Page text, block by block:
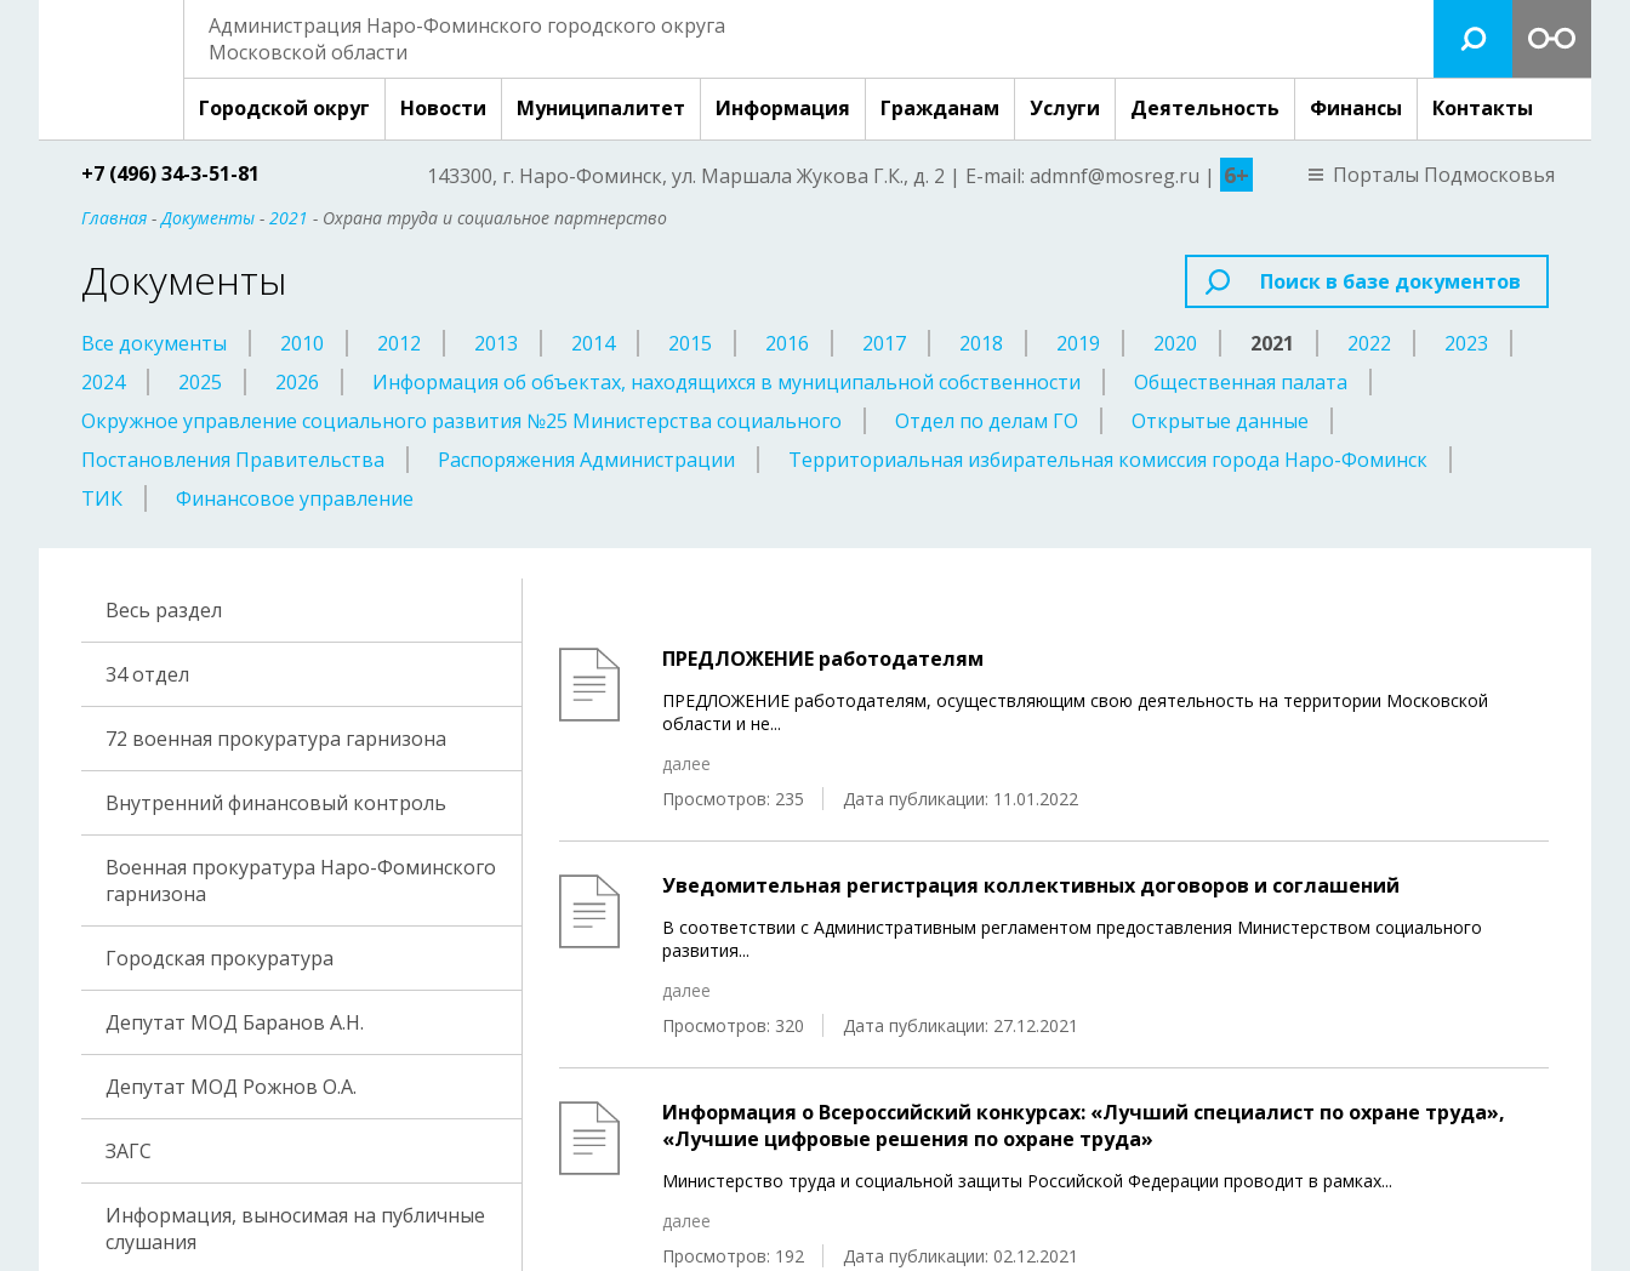
Администрация Наро-Фоминского городского округа
Московской области
Городской округ Новости Муниципалитет Информация Гражданам Услуги Деятельность Финансы Контакты
+7 (496) 34-3-51-81 143300, г. Наро-Фоминск, ул. Маршала Жукова Г.К., д. 2 | E-mail: admnf@mosreg.ru | 6+ Порталы Подмосковья
Главная -Документы - 2021 - Охрана труда и социальное партнерство
Документы Поиск в базе документов
Все документы 2010 2012 2013 2014 2015 2016 2017 2018 2019 2020 2021 2022
2023
2024
2025 2026 Информация об объектах, находящихся в муниципальной собственности
Общественная палата
Окружное управление социального развития №25 Министерства социального
Отдел по делам ГО
Открытые данные
Постановления Правительства
Распоряжения Администрации
Территориальная избирательная комиссия города Наро-Фоминск
ТИК
Финансовое управление
Весь раздел
34 отдел
72 военная прокуратура гарнизона
Внутренний финансовый контроль
Военная прокуратура Наро-Фоминского
гарнизона
Городская прокуратура
Депутат МОД Баранов А.Н.
Депутат МОД Рожнов О.А.
ЗАГС
Информация, выносимая на публичные
слушания
ПРЕДЛОЖЕНИЕ работодателям
ПРЕДЛОЖЕНИЕ работодателям, осуществляющим свою деятельность на территории Московской
области и не...
далее
Просмотров: 235
Дата публикации: 11.01.2022
Уведомительная регистрация коллективных договоров и соглашений
В соответствии c Административным регламентом предоставления Министерством социального
развития...
далее
Просмотров: 320
Дата публикации: 27.12.2021
Информация о Всероссийский конкурсах: «Лучший специалист по охране труда»,
«Лучшие цифровые решения по охране труда»
Министерство труда и социальной защиты Российской Федерации проводит в рамках...
далее
Просмотров: 192
Дата публикации: 02.12.2021